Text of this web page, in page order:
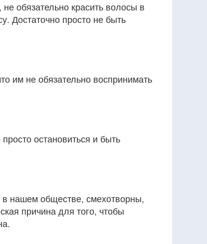
обязательно красить волосы в
Достаточно просто не быть
им не обязательно воспринимать
остановиться и быть
нашем обществе, смехотворны,
причина для того, чтобы